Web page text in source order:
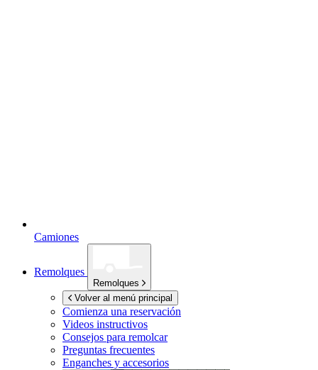
Camiones
Remolques
Remolques
Volver al menú principal
Comienza una reservación
Videos instructivos
Consejos para remolcar
Preguntas frecuentes
Enganches y accesorios